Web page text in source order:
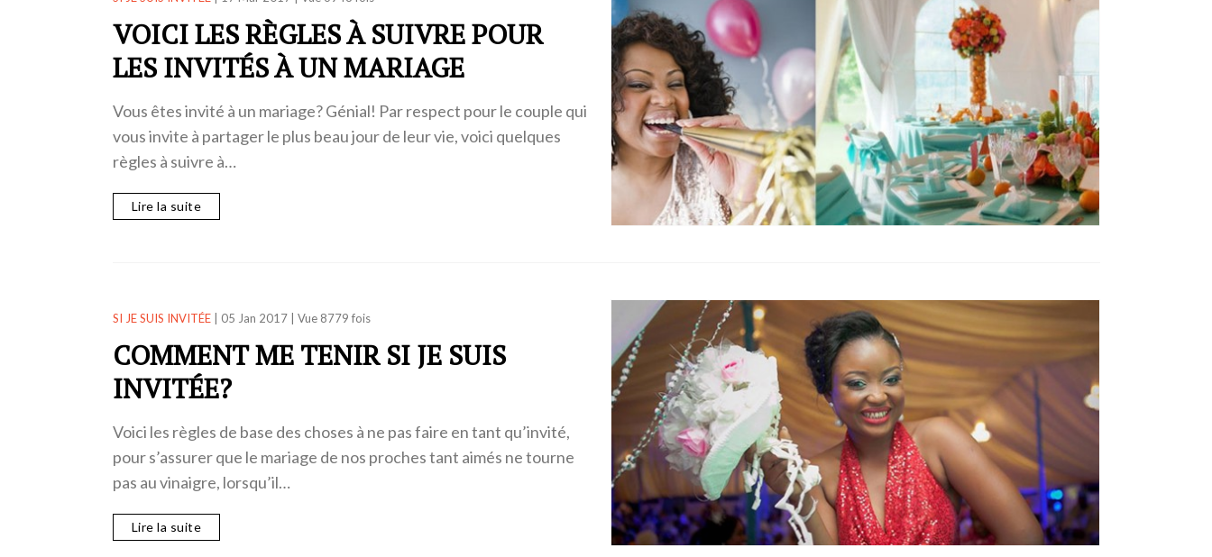
VOICI LES RÈGLES À SUIVRE POUR
LES INVITÉS À UN MARIAGE
Vous êtes invité à un mariage? Génial! Par respect pour le couple qui
vous invite à partager le plus beau jour de leur vie, voici quelques
règles à suivre à…
Lire la suite
SI JE SUIS INVITÉE| 05 Jan 2017| Vue 8779 fois
COMMENT ME TENIR SI JE SUIS
INVITÉE?
Voici les règles de base des choses à ne pas faire en tant qu’invité,
pour s’assurer que le mariage de nos proches tant aimés ne tourne
pas au vinaigre, lorsqu’il…
Lire la suite